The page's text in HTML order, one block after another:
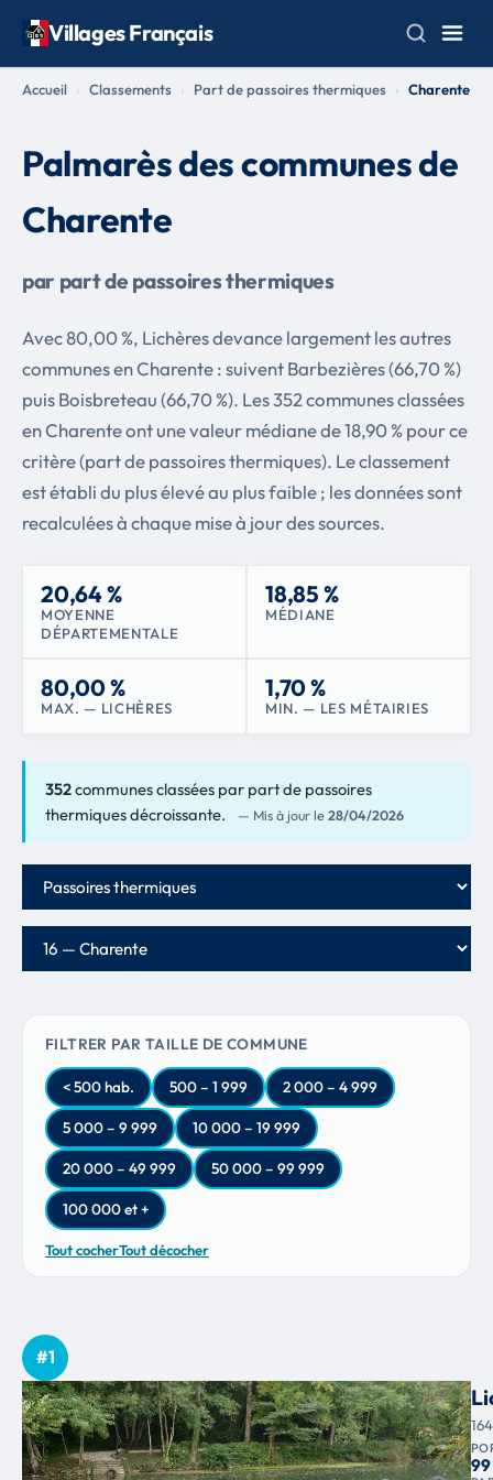
Villages Français
Accueil Classements Part de passoires thermiques Charente
Palmarès des communes de
Charente
par part de passoires thermiques
Avec 80,00 %, Lichères devance largement les autres
communes en Charente : suivent Barbezières (66,70 %)
puis Boisbreteau (66,70 %). Les 352 communes classées
en Charente ont une valeur médiane de 18,90 % pour ce
critère (part de passoires thermiques). Le classement
est établi du plus élevé au plus faible ; les données sont
recalculées à chaque mise à jour des sources.
20,64 %
MOYENNE
DÉPARTEMENTALE
18,85 %
MÉDIANE
80,00 %
MAX. — LICHÈRES
1,70 %
MIN. — LES MÉTAIRIES
352communes classées par part de passoires
thermiques décroissante.
— Mis à jour le 28/04/2026
Critère de classement
Département
FILTRER PAR TAILLE DE COMMUNE
< 500 hab. 500 – 1 999 2 000 – 4 999
5 000 – 9 999 10 000 – 19 999
20 000 – 49 999 50 000 – 99 999
100 000 et +
Tout cocherTout décocher
#1